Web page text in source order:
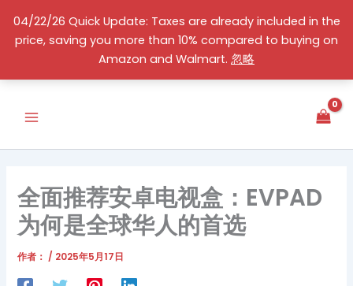
04/22/26 Quick Update: Taxes are already included in the
price, saving you more than 10% compared to buying on
Amazon and Walmart. 忽略
简体中文
全面推荐安卓电视盒：EVPAD
为何是全球华人的首选
作者： / 2025年5月17日